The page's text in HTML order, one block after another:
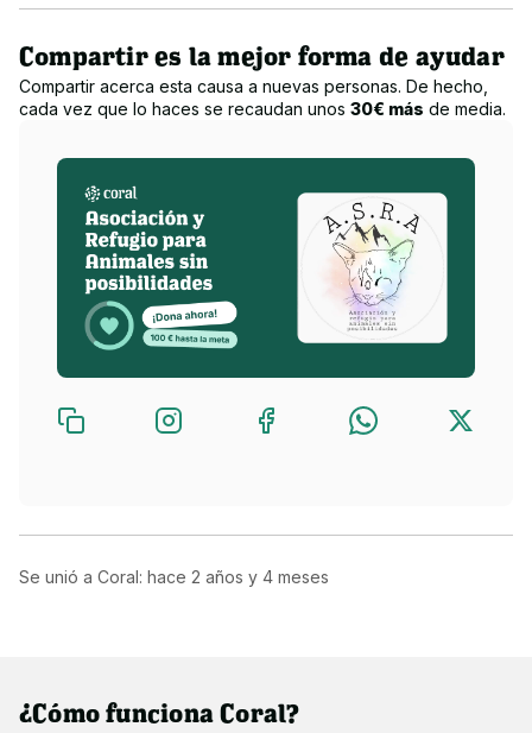
Compartir es la mejor forma de ayudar
Compartir acerca esta causa a nuevas personas. De hecho,
cada vez que lo haces se recaudan unos 30€ más de media.
Se unió a Coral: hace 2 años y 4 meses
¿Cómo funciona Coral?